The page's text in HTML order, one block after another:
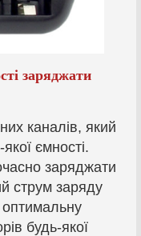
заряджати
каналів, який
ємності.
заряджати
струм заряду
будь-якої